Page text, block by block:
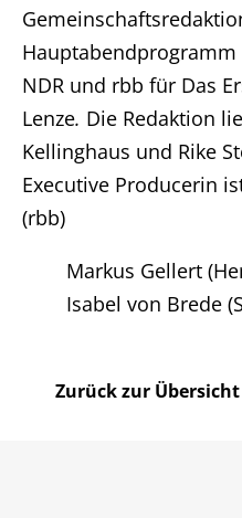
NDR und rbb für Das
Lenze. Die Redaktion
Kellinghaus und Rike
Executive Producerin
(rbb)
Markus Gellert
Isabel von Brede
Zurück zur Übersicht
Karriere
Kontakt
DE
Impressum